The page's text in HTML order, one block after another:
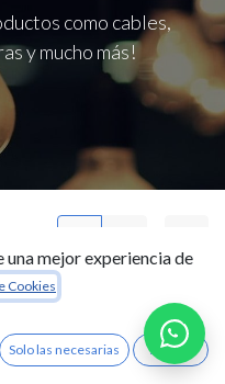
como cables,
y mucho más!
mejor experiencia de
Cookies
Solo las necesarias Acepto